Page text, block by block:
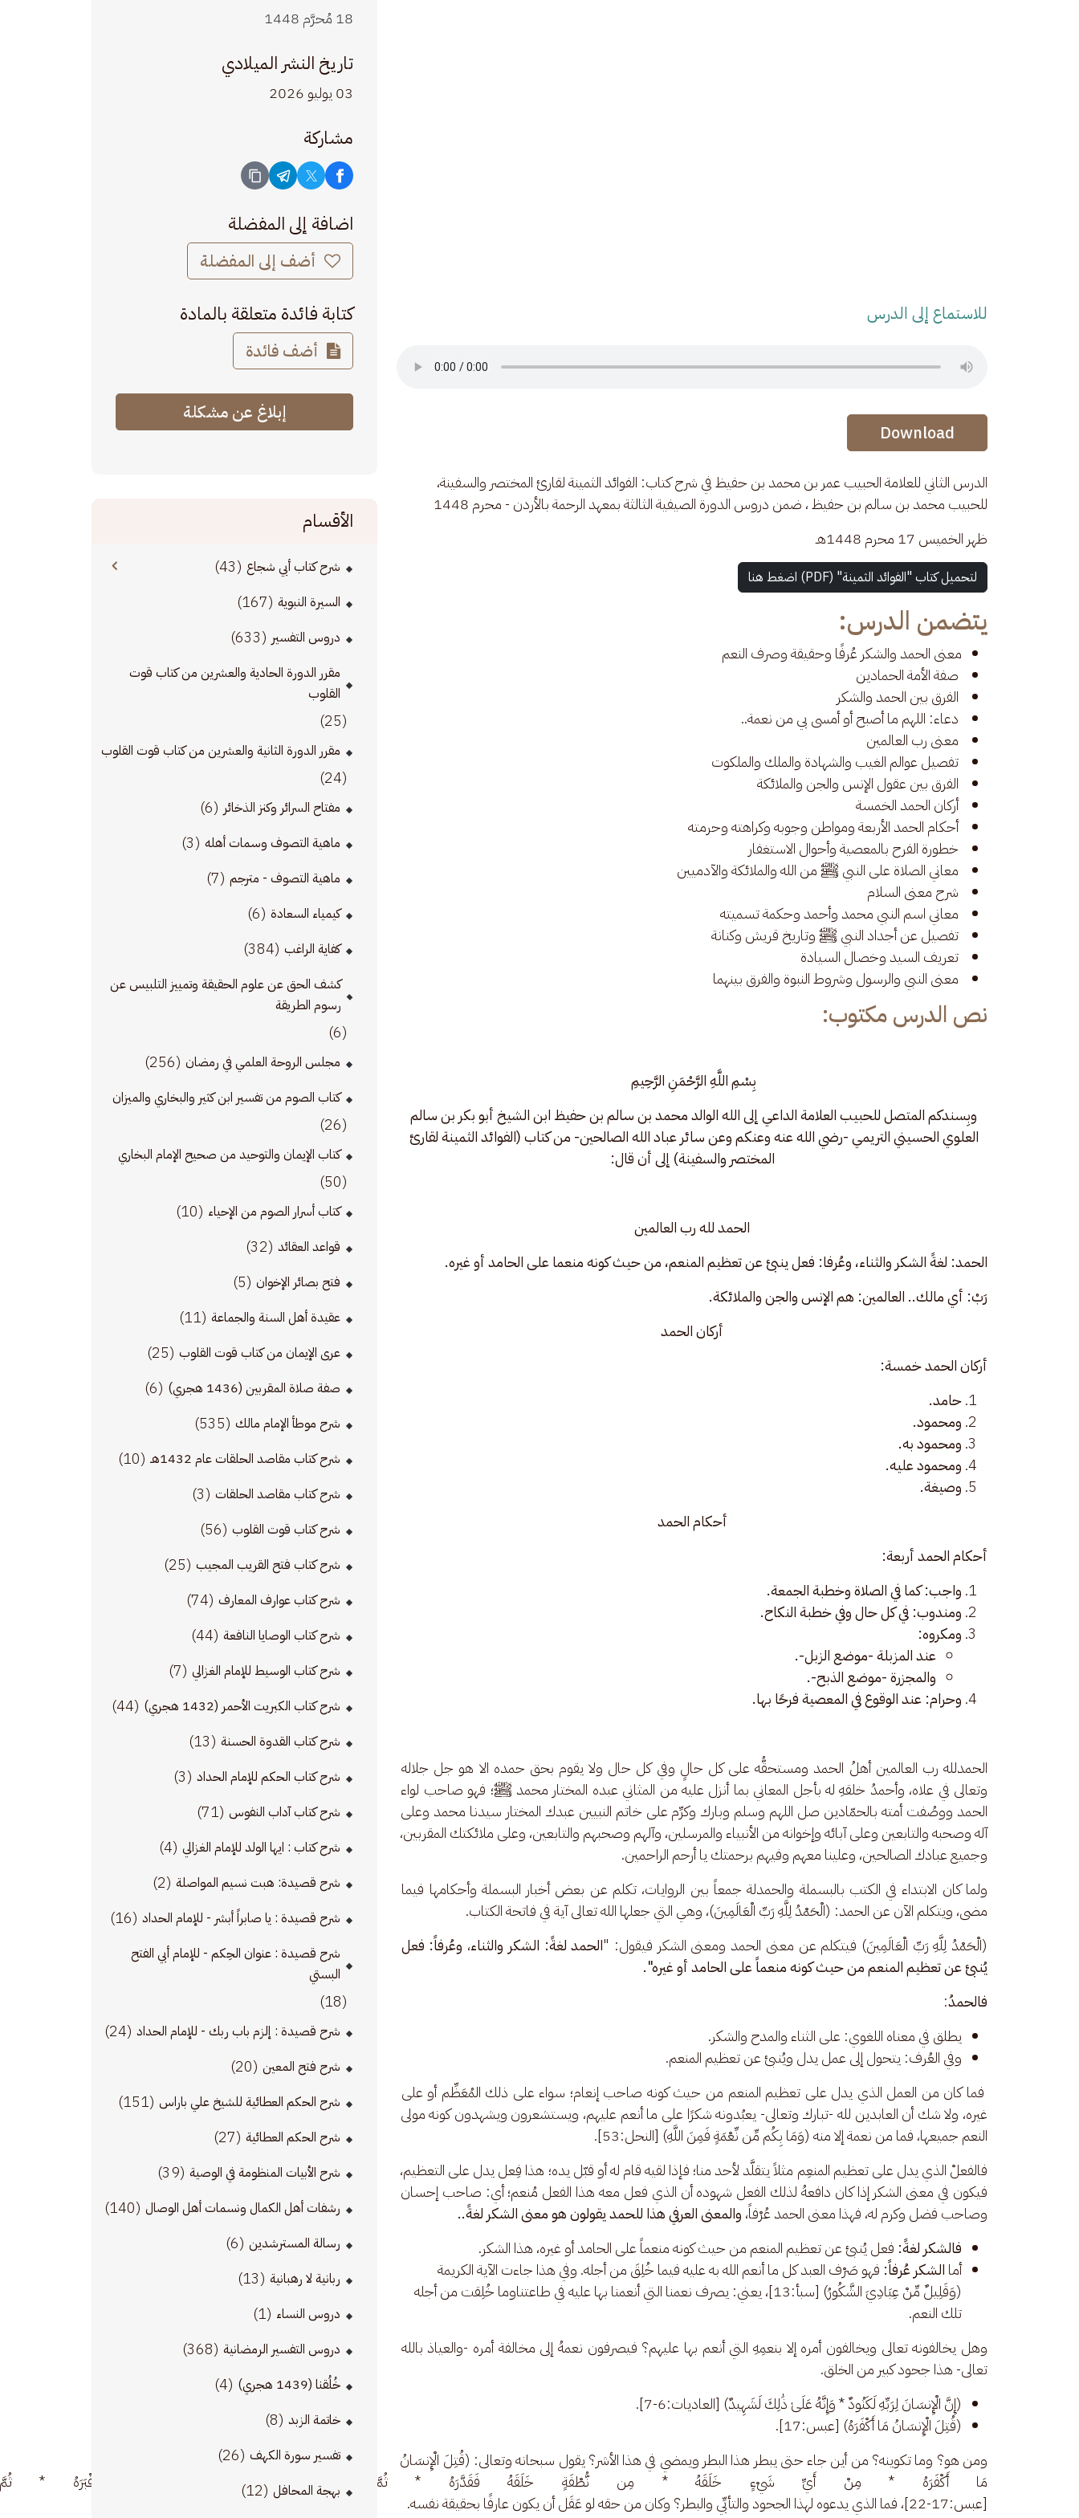
للاستماع إلى الدرس
Audio Stream
Audio Stream
Download
الدرس الثاني للعلامة الحبيب عمر بن محمد بن حفيظ في شرح كتاب: الفوائد الثمينة لقارئ المختصر والسفينة،
للحبيب محمد بن سالم بن حفيظ ، ضمن دروس الدورة الصيفية الثالثة بمعهد الرحمة بالأردن - محرم 1448
ظهر الخميس 17 محرم 1448هـ
لتحميل كتاب "الفوائد الثمينة" (PDF) اضغط هنا
يتضمن الدرس:
معنى الحمد والشكر عُرفًا وحقيقة وصرف النعم
صفة الأمة الحمادين
الفرق بين الحمد والشكر
دعاء: اللهم ما أصبح أو أمسى بي من نعمة..
معنى رب العالمين
تفصيل عوالم الغيب والشهادة والملك والملكوت
الفرق بين عقول الإنس والجن والملائكة
أركان الحمد الخمسة
أحكام الحمد الأربعة ومواطن وجوبه وكراهته وحرمته
خطورة الفرح بالمعصية وأحوال الاستغفار
معاني الصلاة على النبي ﷺ من الله والملائكة والآدميين
شرح معنى السلام
معاني اسم النبي محمد وأحمد وحكمة تسميته
تفصيل عن أجداد النبي ﷺ وتاريخ قريش وكنانة
تعريف السيد وخصال السيادة
معنى النبي والرسول وشروط النبوة والفرق بينهما
نص الدرس مكتوب:
بِسْمِ اللَّهِ الرَّحْمَنِ الرَّحِيمِ
وبِسندكم المتصل للحبيب العلامة الداعي إلى الله الوالد محمد بن سالم بن حفيظ ابن الشيخ أبو بكر بن سالم
العلوي الحسيني التريمي -رضي الله عنه وعنكم وعن سائر عباد الله الصالحين- من كتاب (الفوائد الثمينة لقارئ
المختصر والسفينة) إلى أن قال:
الحمد لله رب العالمين
الحمد: لغةً الشكر والثناء، وعُرفا: فعل ينبئ عن تعظيم المنعم، من حيث كونه منعما على الحامد أو غيره.
رَبْ: أي مالك.. العالمين: هم الإنس والجن والملائكة.
أركان الحمد
أركان الحمد خمسة:
حامد.
ومحمود.
ومحمود به.
ومحمود عليه.
وصيغة.
أحكام الحمد
أحكام الحمد أربعة:
واجب: كما في الصلاة وخطبة الجمعة.
ومندوب: في كل حال وفي خطبة النكاح.
ومكروه:
عند المزبلة -موضع الزبل-.
والمجزرة -موضع الذبح-.
وحرام: عند الوقوع في المعصية فرحًا بها.
الحمدلله رب العالمين أهلُ الحمد ومستحقُّه على كل حالٍ وفي كل حال ولا يقوم بحق حمده الا هو جل جلاله
وتعالى في علاه، وأحمدُ خلقهِ له بأجل المعاني بما أنزل عليه من المثاني عبده المختار محمد ﷺ؛ فهو صاحب لواء
الحمد ووصُفت أمته بالحمّادين صل اللهم وسلم وبارك وكرِّم على خاتم النبيين عبدك المختار سيدنا محمد وعلى
آله وصحبه والتابعين وعلى آبائه وإخوانه من الأنبياء والمرسلين، وآلهم وصحبهم والتابعين، وعلى ملائكتك المقربين،
وجميع عبادك الصالحين، وعلينا معهم وفيهم برحمتك يا أرحم الراحمين.
ولما كان الابتداء في الكتب بالبسملة والحمدلة جمعاً بين الروايات، تكلم عن بعض أخبار البسملة وأحكامها فيما
مضى، ويتكلم الآن عن الحمد: (الْحَمْدُ لِلَّهِ رَبِّ الْعَالَمِينَ)، وهي التي جعلها الله تعالى آية في فاتحة الكتاب.
(الْحَمْدُ لِلَّهِ رَبِّ الْعَالَمِينَ) فيتكلم عن معنى الحمد ومعنى الشكر فيقول: "الحمد لغةً: الشكر والثناء، وعُرفاً: فعل
يُنبئ عن تعظيم المنعم من حيث كونه منعماً على الحامد أو غيره".
فالحمدُ:
يطلق في معناه اللغوي: على الثناء والمدح والشكر.
وفي العُرف: يتحول إلى عمل يدل ويُنبئ عن تعظيم المنعم.
فما كان من العمل الذي يدل على تعظيم المنعم من حيث كونه صاحب إنعام؛ سواء على ذلك المُعَظِّم أو على
غيره، ولا شك أن العابدين لله -تبارك وتعالى- يعبُدونه شكرًا على ما أنعم عليهم، ويستشعرون ويشهدون كونه مولى
النعم جميعها، فما من نعمة إلا منه (وَمَا بِكُم مِّن نِّعْمَةٍ فَمِنَ اللَّهِ) [النحل:53].
فالفعلْ الذي يدل على تعظيم المنعِم مثلاً يتقلَّد لأحد منا؛ فإذا لقيه قام له أو قبّل يده؛ هذا فِعل يدل على التعظيم،
فيكون في معنى الشكر إذا كان دافعهُ لذلك الفعل شهوده أن الذي فعل معه هذا الفعل مُنعم؛ أي: صاحب إحسان
وصاحب فضل وكرم له، فهذا معنى الحمد عُرْفاً، والمعنى العرفي هذا للحمد يقولون هو معنى الشكر لغةً..
فالشكر لغةً: فعل يُنبئ عن تعظيم المنعم من حيث كونه منعماً على الحامد أو غيره، هذا الشكر.
أما الشكر عُرفاً: فهو صَرْف العبد كل ما أنعم الله به عليه فيما خُلِقَ من أجله. وفي هذا جاءت الآية الكريمة
(وَقَلِيلٌ مِّنْ عِبَادِيَ الشَّكُورُ) [سبأ:13]، يعني: يصرف نعمنا التي أنعمنا بها عليه في طاعتناوما خُلِقت من أجله
تلك النعم.
وهل يخالفونه تعالى ويخالفون أمره إلا بنعمِهِ التي أنعم بها عليهم؟ فيصرفون نعمهُ إلى مخالفة أمره -والعياذ بالله
تعالى- هذا جحود كبير من الخلق.
(إِنَّ الْإِنسَانَ لِرَبِّهِ لَكَنُودٌ * وَإِنَّهُ عَلَىٰ ذَٰلِكَ لَشَهِيدٌ) [العاديات:6-7].
(قُتِلَ الْإِنسَانُ مَا أَكْفَرَهُ) [عبس:17].
ومن هو؟ وما تكوينه؟ من أين جاء حتى يبطر هذا البطر ويمضي في هذا الأشر؟ يقول سبحانه وتعالى: (قُتِلَ الْإِنسَانُ
مَا أَكْفَرَهُ * مِنْ أَيِّ شَيْءٍ خَلَقَهُ * مِن نُّطْفَةٍ خَلَقَهُ فَقَدَّرَهُ * ثُمَّ السَّبِيلَ يَسَّرَهُ * ثُمَّ أَمَاتَهُ فَأَقْبَرَهُ * ثُمَّ
[عبس:17-22]، فما الذي يدعوه لهذا الجحود والتأبِّي والبطر؟ وكان من حقه لو عَقَل أن يكون عارفًا بحقيقة نفسه.
18 مُحرَّم 1448
تاريخ النشر الميلادي
03 يوليو 2026
مشاركة
اضافة إلى المفضلة
أضف إلى المفضلة
كتابة فائدة متعلقة بالمادة
أضف فائدة
إبلاغ عن مشكلة
الأقسام
شرح كتاب أبي شجاع (43)
السيرة النبوية (167)
دروس التفسير (633)
مقرر الدورة الحادية والعشرين من كتاب قوت
القلوب
(25)
مقرر الدورة الثانية والعشرين من كتاب قوت القلوب
(24)
مفتاح السرائر وكنز الذخائر (6)
ماهية التصوف وسمات أهله (3)
ماهية التصوف - مترجم (7)
كيمياء السعادة (6)
كفاية الراغب (384)
كشف الحق عن علوم الحقيقة وتمييز التلبيس عن
رسوم الطريقة
(6)
مجلس الروحة العلمي في رمضان (256)
كتاب الصوم من تفسير ابن كثير والبخاري والميزان
(26)
كتاب الإيمان والتوحيد من صحيح الإمام البخاري
(50)
كتاب أسرار الصوم من الإحياء (10)
قواعد العقائد (32)
فتح بصائر الإخوان (5)
عقيدة أهل السنة والجماعة (11)
عرى الإيمان من كتاب قوت القلوب (25)
صفة صلاة المقربين (1436 هجري) (6)
شرح موطأ الإمام مالك (535)
شرح كتاب مقاصد الحلقات عام 1432هـ (10)
شرح كتاب مقاصد الحلقات (3)
شرح كتاب قوت القلوب (56)
شرح كتاب فتح القريب المجيب (25)
شرح كتاب عوارف المعارف (74)
شرح كتاب الوصايا النافعة (44)
شرح كتاب الوسيط للإمام الغزالي (7)
شرح كتاب الكبريت الأحمر (1432 هجري) (44)
شرح كتاب القدوة الحسنة (13)
شرح كتاب الحكم للإمام الحداد (3)
شرح كتاب آداب النفوس (71)
شرح كتاب : ايها الولد للإمام الغزالي (4)
شرح قصيدة: هبت نسيم المواصلة (2)
شرح قصيدة : يا صابراً أبشر - للإمام الحداد (16)
شرح قصيدة : عنوان الحِكم - للإمام أبي الفتح
البستي
(18)
شرح قصيدة : إلزم باب ربك - للإمام الحداد (24)
شرح فتح المعين (20)
شرح الحكم العطائية للشيخ علي باراس (151)
شرح الحكم العطائية (27)
شرح الأبيات المنظومة في الوصية (39)
رشفات أهل الكمال ونسمات أهل الوصال (140)
رسالة المسترشدين (6)
ربانية لا رهبانية (13)
دروس النساء (1)
دروس التفسير الرمضانية (368)
خُلُقنا (1439 هجري) (4)
خاتمة الزبد (8)
تفسير سورة الكهف (26)
بهجة المحافل (12)